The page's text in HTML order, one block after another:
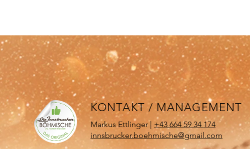
KONTAKT / MANAGEMENT
Markus Ettlinger | +43 664 59 34 174
innsbrucker.boehmische@gmail.com